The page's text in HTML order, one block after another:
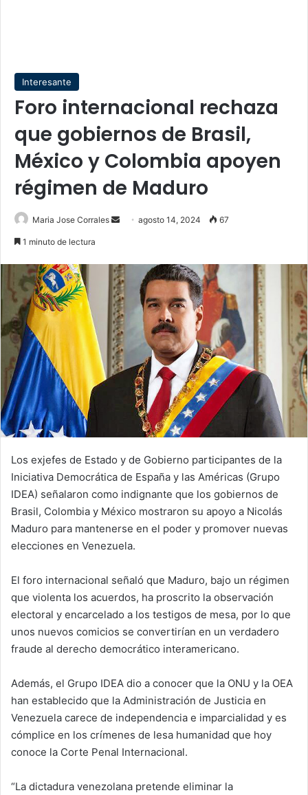
Interesante
Foro internacional rechaza
que gobiernos de Brasil,
México y Colombia apoyen
régimen de Maduro
Maria Jose Corrales
Sendagosto 14, 2024 67
1 minuto de lectura
Los exjefes de Estado y de Gobierno participantes de la
Iniciativa Democrática de España y las Américas (Grupo
IDEA) señalaron como indignante que los gobiernos de
Brasil, Colombia y México mostraron su apoyo a Nicolás
Maduro para mantenerse en el poder y promover nuevas
elecciones en Venezuela.
El foro internacional señaló que Maduro, bajo un régimen
que violenta los acuerdos, ha proscrito la observación
electoral y encarcelado a los testigos de mesa, por lo que
unos nuevos comicios se convertirían en un verdadero
fraude al derecho democrático interamericano.
Además, el Grupo IDEA dio a conocer que la ONU y la OEA
han establecido que la Administración de Justicia en
Venezuela carece de independencia e imparcialidad y es
cómplice en los crímenes de lesa humanidad que hoy
conoce la Corte Penal Internacional.
“La dictadura venezolana pretende eliminar la